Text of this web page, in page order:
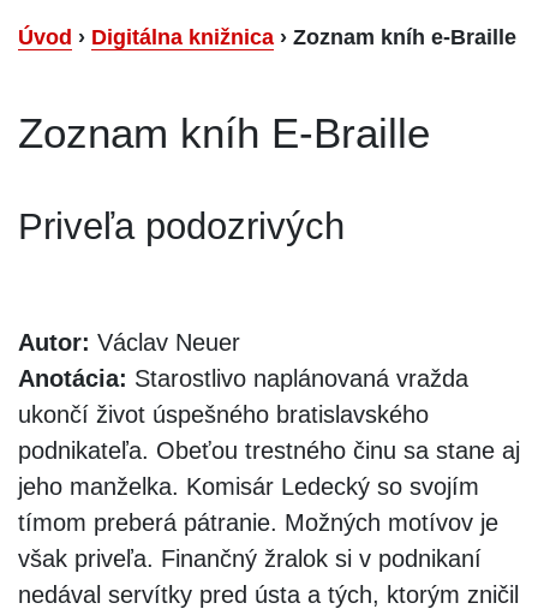
Úvod › Digitálna knižnica › Zoznam kníh e-Braille
Zoznam kníh E-Braille
Priveľa podozrivých
Autor: Václav Neuer
Anotácia: Starostlivo naplánovaná vražda
ukončí život úspešného bratislavského
podnikateľa. Obeťou trestného činu sa stane aj
jeho manželka. Komisár Ledecký so svojím
tímom preberá pátranie. Možných motívov je
však priveľa. Finančný žralok si v podnikaní
nedával servítky pred ústa a tých, ktorým zničil